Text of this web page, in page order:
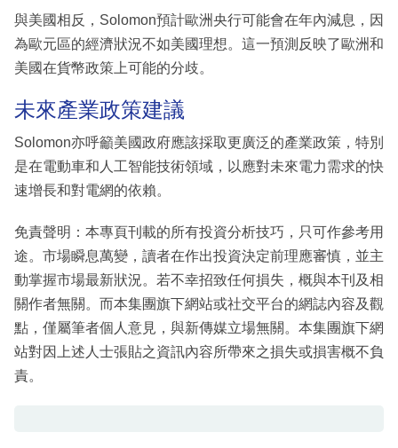
與美國相反，Solomon預計歐洲央行可能會在年內減息，因
為歐元區的經濟狀況不如美國理想。這一預測反映了歐洲和
美國在貨幣政策上可能的分歧。
未來產業政策建議
Solomon亦呼籲美國政府應該採取更廣泛的產業政策，特別
是在電動車和人工智能技術領域，以應對未來電力需求的快
速增長和對電網的依賴。
免責聲明：本專頁刊載的所有投資分析技巧，只可作參考用
途。市場瞬息萬變，讀者在作出投資決定前理應審慎，並主
動掌握市場最新狀況。若不幸招致任何損失，概與本刊及相
關作者無關。而本集團旗下網站或社交平台的網誌內容及觀
點，僅屬筆者個人意見，與新傳媒立場無關。本集團旗下網
站對因上述人士張貼之資訊內容所帶來之損失或損害概不負
責。